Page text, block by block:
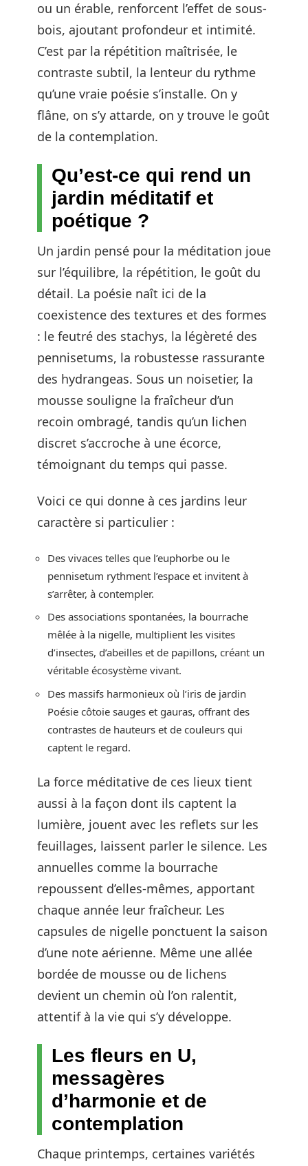
ou un érable, renforcent l’effet de sous-
bois, ajoutant profondeur et intimité.
C’est par la répétition maîtrisée, le
contraste subtil, la lenteur du rythme
qu’une vraie poésie s’installe. On y
flâne, on s’y attarde, on y trouve le goût
de la contemplation.
Qu’est-ce qui rend un
jardin méditatif et
poétique ?
Un jardin pensé pour la méditation joue
sur l’équilibre, la répétition, le goût du
détail. La poésie naît ici de la
coexistence des textures et des formes
: le feutré des stachys, la légèreté des
pennisetums, la robustesse rassurante
des hydrangeas. Sous un noisetier, la
mousse souligne la fraîcheur d’un
recoin ombragé, tandis qu’un lichen
discret s’accroche à une écorce,
témoignant du temps qui passe.
Voici ce qui donne à ces jardins leur
caractère si particulier :
Des vivaces telles que l’euphorbe ou le
pennisetum rythment l’espace et invitent à
s’arrêter, à contempler.
Des associations spontanées, la bourrache
mêlée à la nigelle, multiplient les visites
d’insectes, d’abeilles et de papillons, créant un
véritable écosystème vivant.
Des massifs harmonieux où l’iris de jardin
Poésie côtoie sauges et gauras, offrant des
contrastes de hauteurs et de couleurs qui
captent le regard.
La force méditative de ces lieux tient
aussi à la façon dont ils captent la
lumière, jouent avec les reflets sur les
feuillages, laissent parler le silence. Les
annuelles comme la bourrache
repoussent d’elles-mêmes, apportant
chaque année leur fraîcheur. Les
capsules de nigelle ponctuent la saison
d’une note aérienne. Même une allée
bordée de mousse ou de lichens
devient un chemin où l’on ralentit,
attentif à la vie qui s’y développe.
Les fleurs en U,
messagères
d’harmonie et de
contemplation
Chaque printemps, certaines variétés